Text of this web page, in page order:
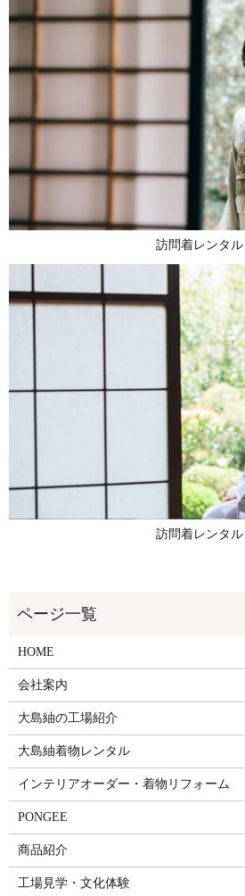
訪問着レンタル
訪問着レンタル
HOME
会社案内
大島紬の工場紹介
大島紬着物レンタル
インテリアオーダー・着物リフォーム
PONGEE
商品紹介
工場見学・文化体験